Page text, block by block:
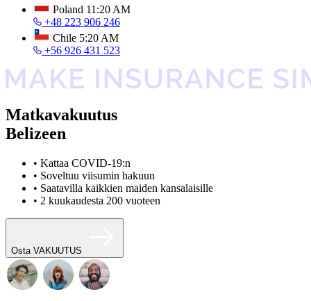
Poland 11:20 AM
+48 223 906 246
Chile 5:20 AM
+56 926 431 523
Matkavakuutus
Belizeen
• Kattaa COVID-19:n
• Soveltuu viisumin hakuun
• Saatavilla kaikkien maiden kansalaisille
• 2 kuukaudesta 200 vuoteen
Osta VAKUUTUS